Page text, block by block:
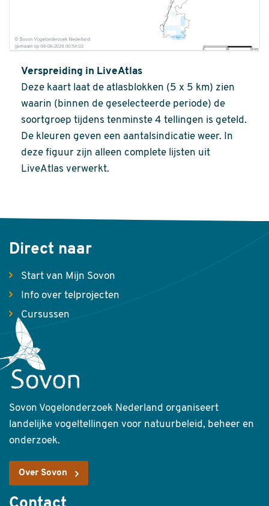
Verspreiding in LiveAtlas
Deze kaart laat de atlasblokken (5 x 5 km) zien
waarin (binnen de geselecteerde periode) de
soortgroep tijdens tenminste 4 tellingen is geteld.
De kleuren geven een aantalsindicatie weer. In
deze figuur zijn alleen complete lijsten uit
LiveAtlas verwerkt.
Direct naar
Start van Mijn Sovon
Info over telprojecten
Cursussen
Sovon Vogelonderzoek Nederland organiseert
landelijke vogeltellingen voor natuurbeleid, beheer en
onderzoek.
Over Sovon